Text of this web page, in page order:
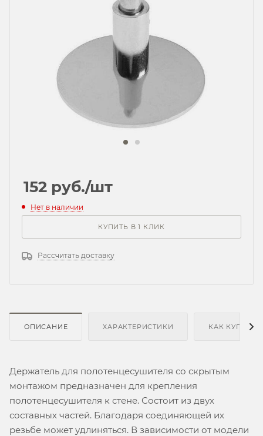
152 руб./шт
Нет в наличии
КУПИТЬ В 1 КЛИК
Рассчитать доставку
ОПИСАНИЕ ХАРАКТЕРИСТИКИ КАК КУПИТЬ
Держатель для полотенцесушителя со скрытым
монтажом предназначен для крепления
полотенцесушителя к стене. Состоит из двух
составных частей. Благодаря соединяющей их
резьбе может удлиняться. В зависимости от модели